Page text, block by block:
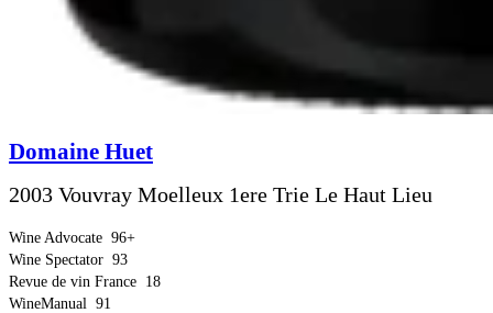
Domaine Huet
2003 Vouvray Moelleux 1ere Trie Le Haut Lieu
Wine Advocate 96+
Wine Spectator 93
Revue de vin France 18
WineManual 91